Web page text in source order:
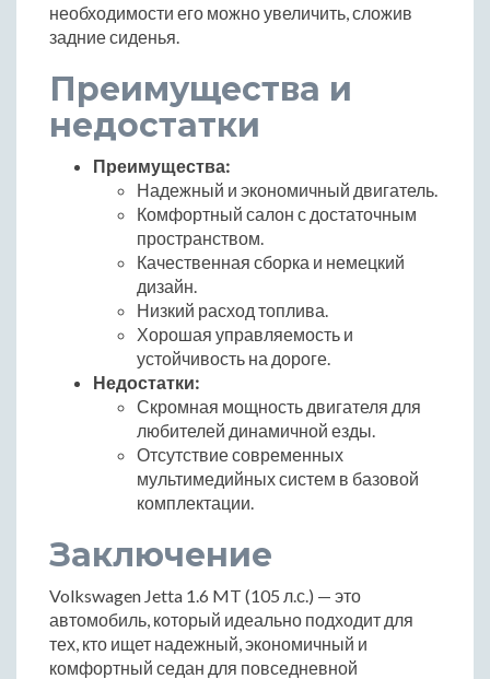
необходимости его можно увеличить, сложив
задние сиденья.
Преимущества и
недостатки
Преимущества:
Надежный и экономичный двигатель.
Комфортный салон с достаточным
пространством.
Качественная сборка и немецкий
дизайн.
Низкий расход топлива.
Хорошая управляемость и
устойчивость на дороге.
Недостатки:
Скромная мощность двигателя для
любителей динамичной езды.
Отсутствие современных
мультимедийных систем в базовой
комплектации.
Заключение
Volkswagen Jetta 1.6 MT (105 л.с.) — это
автомобиль, который идеально подходит для
тех, кто ищет надежный, экономичный и
комфортный седан для повседневной